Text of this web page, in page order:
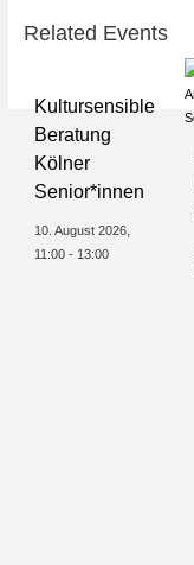
Related Events
Kultursensible
Beratung
Kölner
Senior*innen
10. August 2026,
11:00 - 13:00